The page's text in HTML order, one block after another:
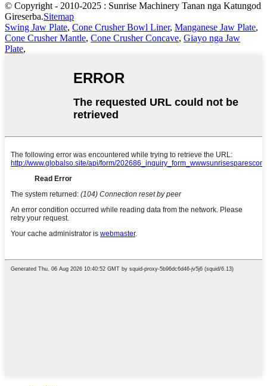
© Copyright - 2010-2025 : Sunrise Machinery Tanan nga Katungod
Gireserba.Sitemap
Swing Jaw Plate, Cone Crusher Bowl Liner, Manganese Jaw Plate,
Cone Crusher Mantle, Cone Crusher Concave, Giayo nga Jaw
Plate,